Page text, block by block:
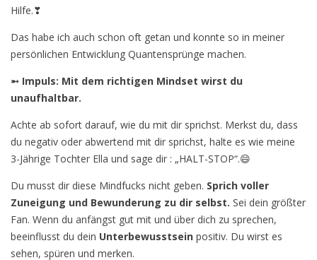
Hilfe.❣
Das habe ich auch schon oft getan und konnte so in meiner
persönlichen Entwicklung Quantensprünge machen.
➵ Impuls: Mit dem richtigen Mindset wirst du
unaufhaltbar.
Achte ab sofort darauf, wie du mit dir sprichst. Merkst du, dass
du negativ oder abwertend mit dir sprichst, halte es wie meine
3-Jährige Tochter Ella und sage dir : „HALT-STOP“.😄
Du musst dir diese Mindfucks nicht geben. Sprich voller
Zuneigung und Bewunderung zu dir selbst. Sei dein größter
Fan. Wenn du anfängst gut mit und über dich zu sprechen,
beeinflusst du dein Unterbewusstsein positiv. Du wirst es
sehen, spüren und merken.